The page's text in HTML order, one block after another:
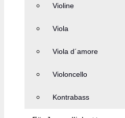
Violine
Viola
Viola d´amore
Violoncello
Kontrabass